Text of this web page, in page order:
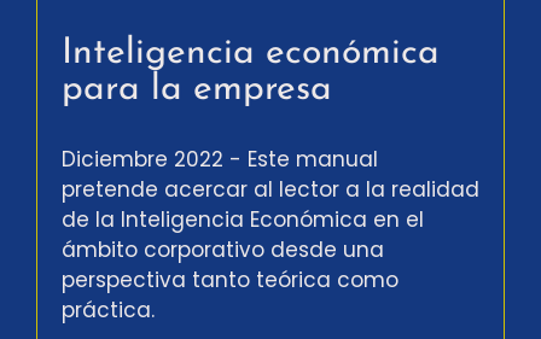
Inteligencia económica
para la empresa
Diciembre 2022 - Este manual
pretende acercar al lector a la realidad
de la Inteligencia Económica en el
ámbito corporativo desde una
perspectiva tanto teórica como
práctica.